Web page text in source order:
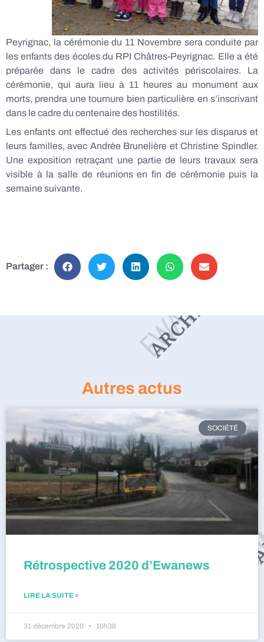
Peyrignac, la cérémonie du 11 Novembre sera conduite par
les enfants des écoles du RPI Châtres-Peyrignac. Elle a été
préparée dans le cadre des activités périscolaires. La
cérémonie, qui aura lieu à 11 heures au monument aux
morts, prendra une tournure bien particulière en s’inscrivant
dans le cadre du centenaire des hostilités.
Les enfants ont effectué des recherches sur les disparus et
leurs familles, avec Andrée Brunelière et Christine Spindler.
Une exposition retraçant une partie de leurs travaux sera
visible à la salle de réunions en fin de cérémonie puis la
semaine suivante.
Partager :
Autres actus
SOCIÉTÉ
Rétrospective 2020 d’Ewanews
LIRE LA SUITE »
31 décembre 2020 10h38